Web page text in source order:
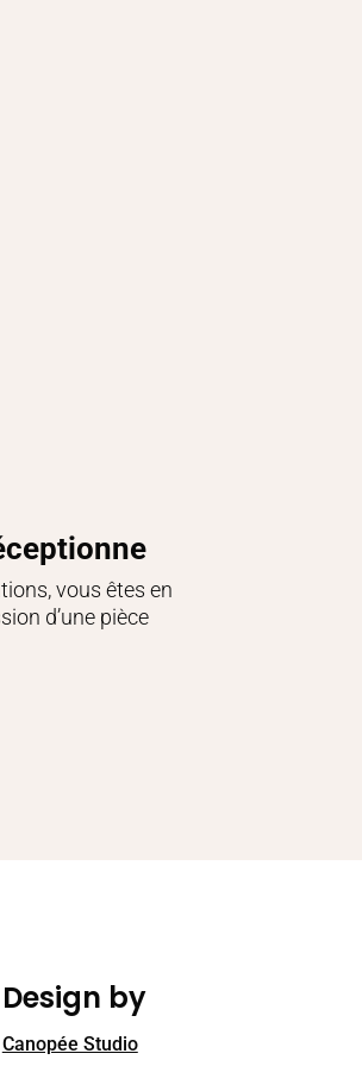
vous êtes en
d’une pièce
Design by
Canopée Studio